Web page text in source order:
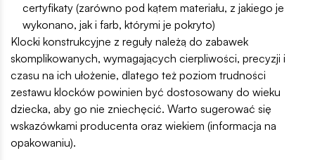
certyfikaty (zarówno pod kątem materiału, z jakiego je
wykonano, jak i farb, którymi je pokryto)
Klocki konstrukcyjne z reguły należą do zabawek
skomplikowanych, wymagających cierpliwości, precyzji i
czasu na ich ułożenie, dlatego też poziom trudności
zestawu klocków powinien być dostosowany do wieku
dziecka, aby go nie zniechęcić. Warto sugerować się
wskazówkami producenta oraz wiekiem (informacja na
opakowaniu).